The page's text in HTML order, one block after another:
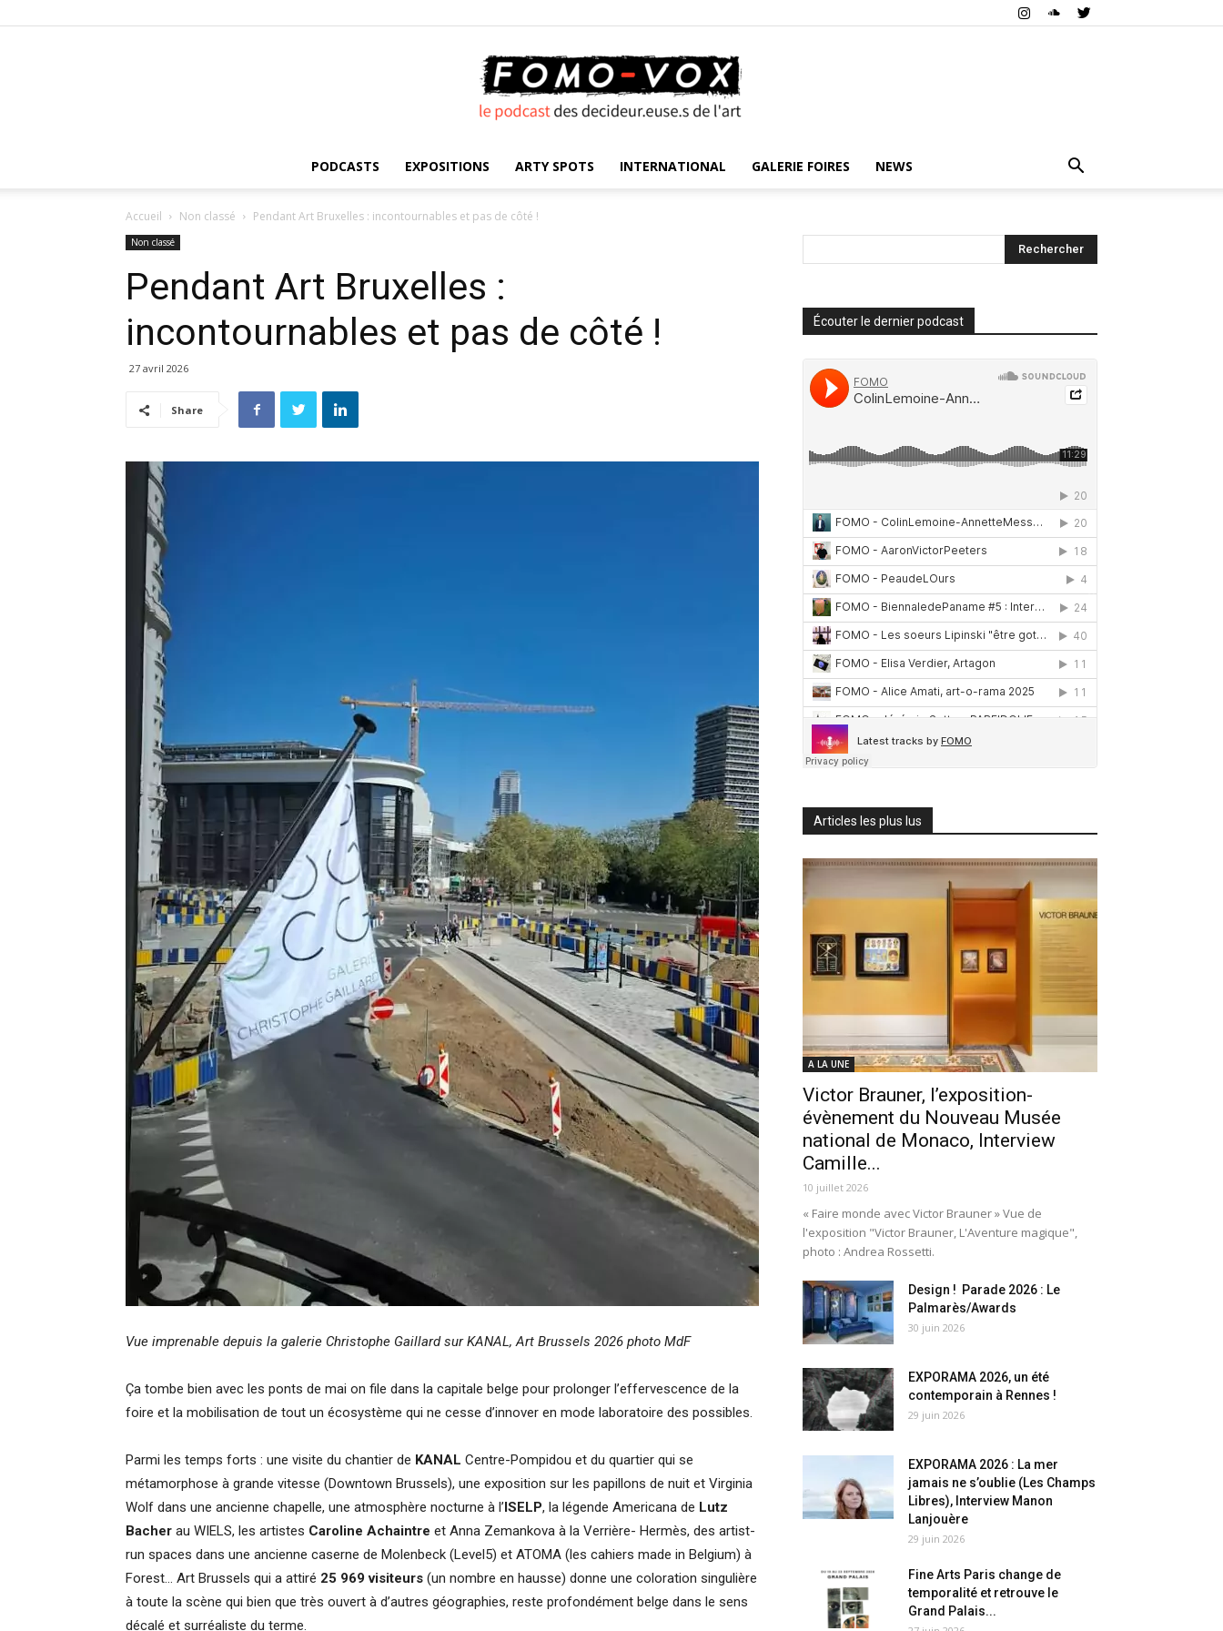
PODCASTS EXPOSITIONS ARTY SPOTS INTERNATIONAL GALERIE FOIRES NEWS
Accueil Non classé Pendant Art Bruxelles : incontournables et pas de côté !
Non classé
Pendant Art Bruxelles :
incontournables et pas de côté !
27 avril 2026
Share
Vue imprenable depuis la galerie Christophe Gaillard sur KANAL, Art Brussels 2026 photo MdF
Ça tombe bien avec les ponts de mai on file dans la capitale belge pour prolonger l’effervescence de la
foire et la mobilisation de tout un écosystème qui ne cesse d’innover en mode laboratoire des possibles.
Parmi les temps forts : une visite du chantier de KANAL Centre-Pompidou et du quartier qui se
métamorphose à grande vitesse (Downtown Brussels), une exposition sur les papillons de nuit et Virginia
Wolf dans une ancienne chapelle, une atmosphère nocturne à l’ISELP, la légende Americana de Lutz
Bacher au WIELS, les artistes Caroline Achaintre et Anna Zemankova à la Verrière- Hermès, des artist-
run spaces dans une ancienne caserne de Molenbeck (Level5) et ATOMA (les cahiers made in Belgium) à
Forest… Art Brussels qui a attiré 25 969 visiteurs (un nombre en hausse) donne une coloration singulière
à toute la scène qui bien que très ouvert à d’autres géographies, reste profondément belge dans le sens
décalé et surréaliste du terme.
Écouter le dernier podcast
Articles les plus lus
A LA UNE
Victor Brauner, l’exposition-
évènement du Nouveau Musée
national de Monaco, Interview
Camille...
10 juillet 2026
« Faire monde avec Victor Brauner » Vue de
l'exposition "Victor Brauner, L'Aventure magique",
photo : Andrea Rossetti.
Design ! Parade 2026 : Le
Palmarès/Awards
30 juin 2026
EXPORAMA 2026, un été
contemporain à Rennes !
29 juin 2026
EXPORAMA 2026 : La mer
jamais ne s’oublie (Les Champs
Libres), Interview Manon
Lanjouère
29 juin 2026
Fine Arts Paris change de
temporalité et retrouve le
Grand Palais...